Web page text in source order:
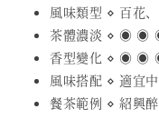
風味類型 ⋄ 百花
茶體濃淡 ⋄ ◉
香型變化 ⋄ ◉
風味搭配 ⋄ 適宜
餐茶範例 ⋄ 紹興